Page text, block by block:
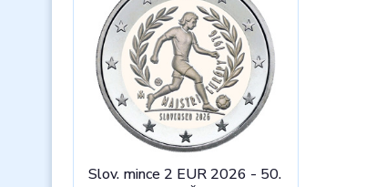
Slov. mince 2 EUR 2026 - 50.